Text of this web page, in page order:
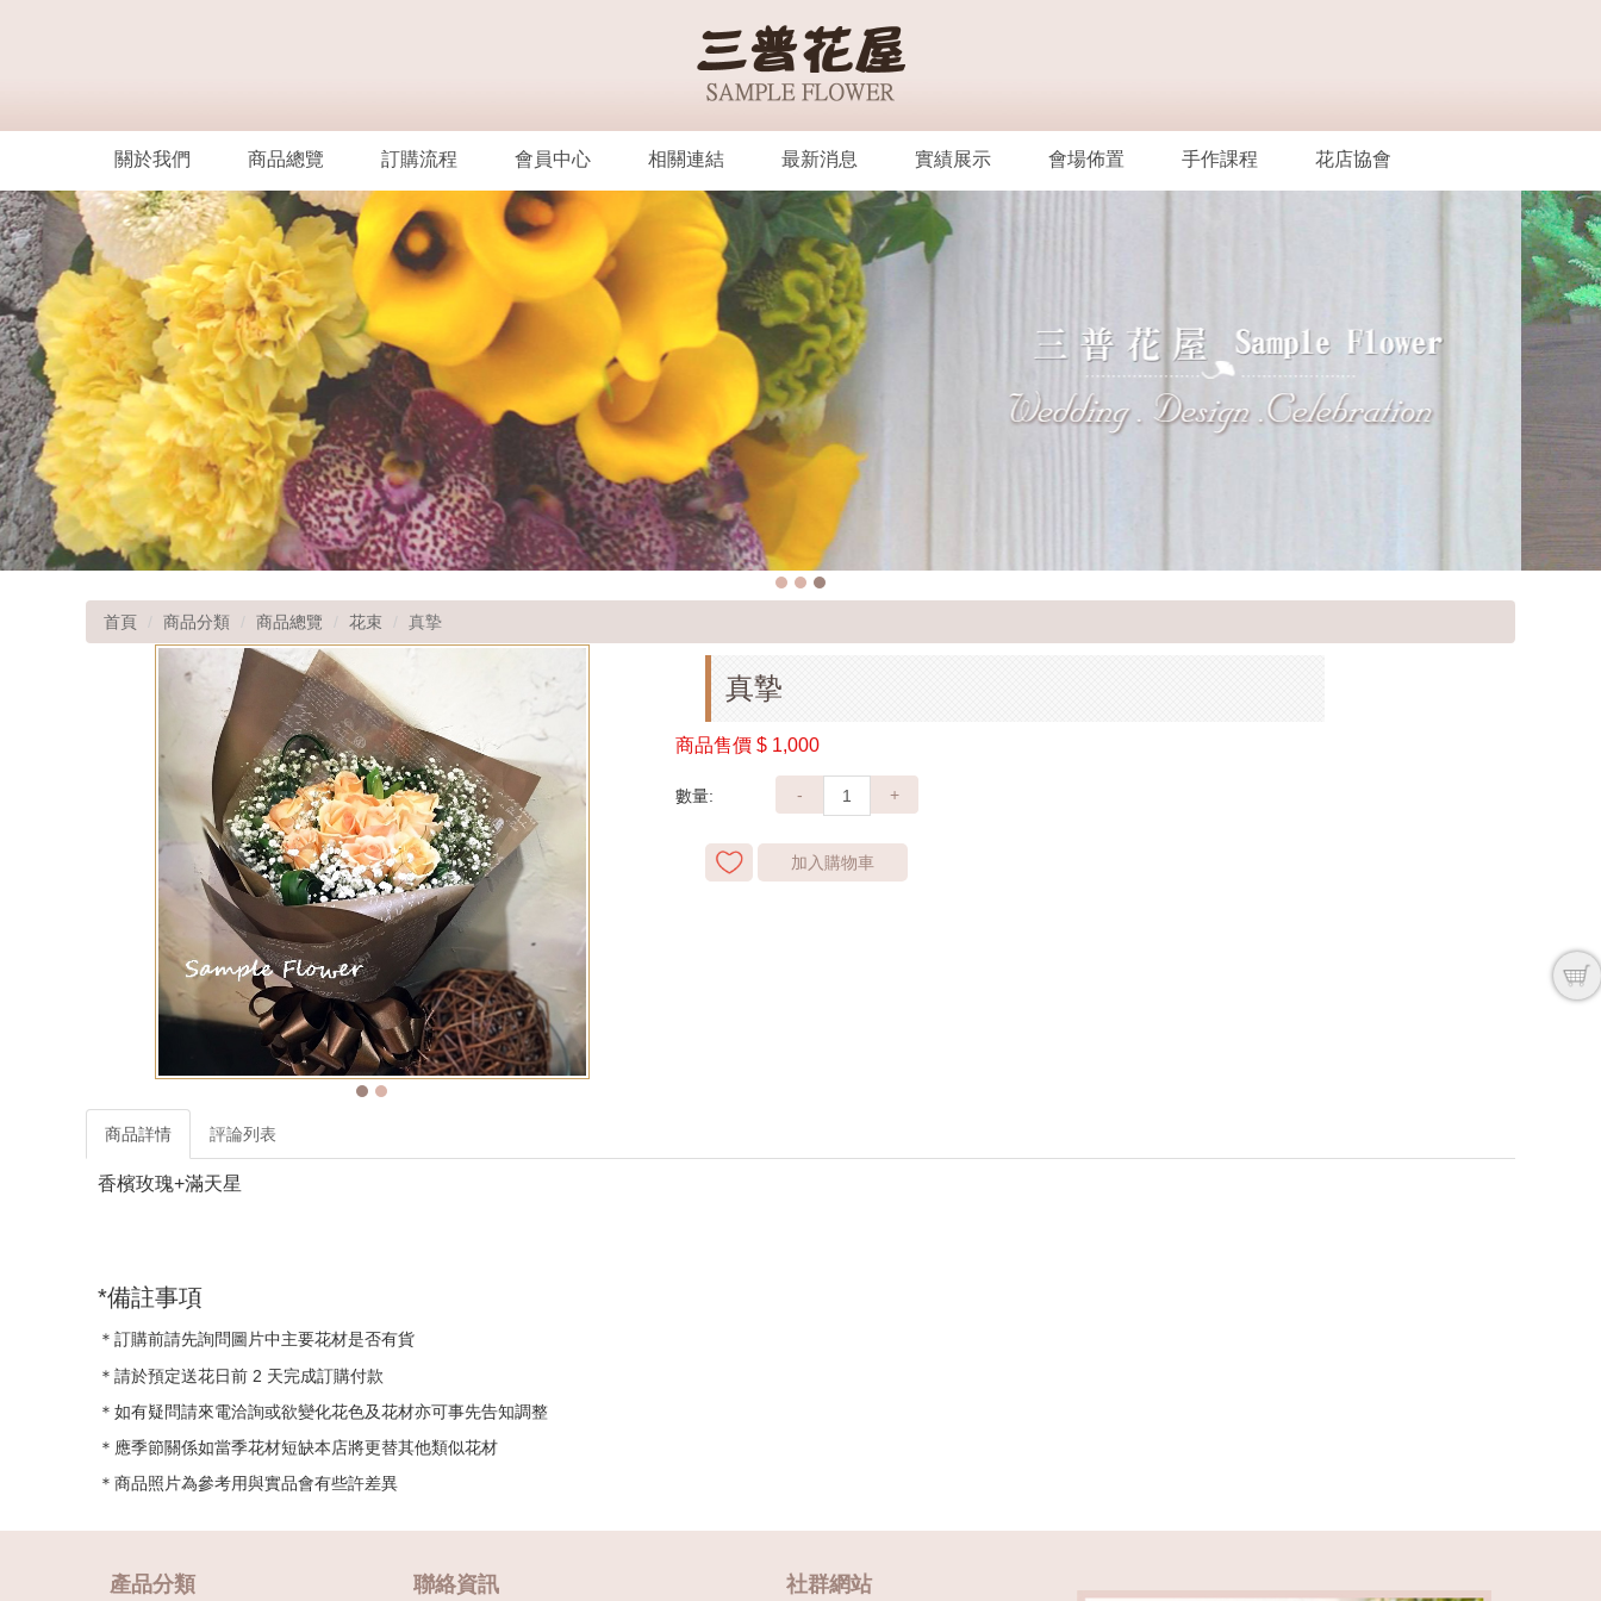
關於我們 商品總覽 訂購流程 會員中心 相關連結 最新消息 實績展示 會場佈置 手作課程 花店協會
首頁 商品分類 商品總覽 花束 真摯
真摯
商品售價 $ 1,000
數量: - +
加入購物車
商品詳情 評論列表
香檳玫瑰+滿天星
*備註事項
＊訂購前請先詢問圖片中主要花材是否有貨
＊請於預定送花日前 2 天完成訂購付款
＊如有疑問請來電洽詢或欲變化花色及花材亦可事先告知調整
＊應季節關係如當季花材短缺本店將更替其他類似花材
＊商品照片為參考用與實品會有些許差異
產品分類 聯絡資訊 社群網站